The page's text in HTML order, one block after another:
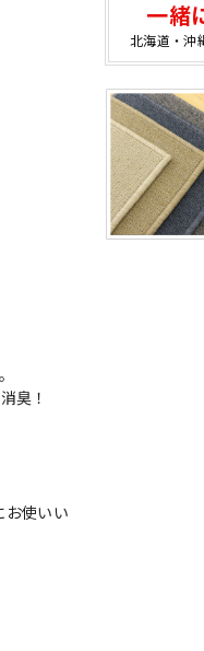
一緒
北海道・沖
臭！
お使いい